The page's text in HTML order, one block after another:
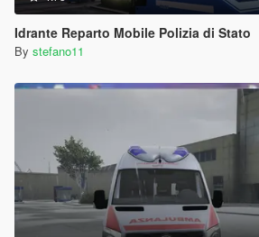
Idrante Reparto Mobile Polizia di Stato
By stefano11